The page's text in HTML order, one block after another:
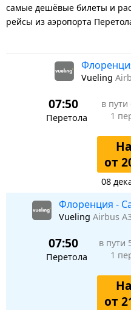
самые дешёвые билеты и
рейсы из аэропорта
Vueling
07:50
Перетола
в пути
1
от
08
Флоренция -
Vueling Airbus
07:50
Перетола
в пути
1
от